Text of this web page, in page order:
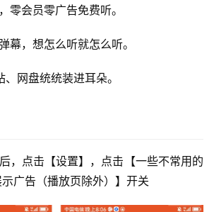
零会员零广告免费听。
幕，想怎么听就怎么听。
网盘统统装进耳朵。
，点击【设置】，点击【一些不常用的
广告（播放页除外）】开关